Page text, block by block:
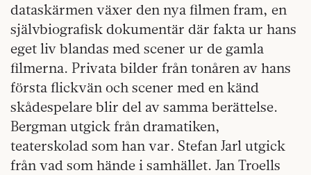
dataskärmen växer den nya filmen fram, en
självbiografisk dokumentär där fakta ur hans
eget liv blandas med scener ur de gamla
filmerna. Privata bilder från tonåren av hans
första flickvän och scener med en känd
skådespelare blir del av samma berättelse.
Bergman utgick från dramatiken,
teaterskolad som han var. Stefan Jarl utgick
från vad som hände i samhället. Jan Troells